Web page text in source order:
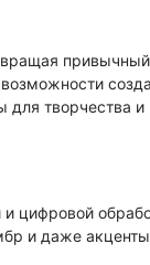
возможности
творчества и
цифровой
и даже